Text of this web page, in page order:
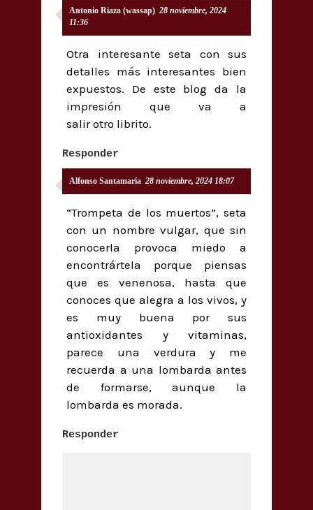
Antonio Riaza (wassap) 28 noviembre, 2024
11:36
Otra interesante seta con sus
detalles más interesantes bien
expuestos. De este blog da la
impresión que va a
salir otro librito.
Responder
Alfonso Santamaría 28 noviembre, 2024 18:07
“Trompeta de los muertos”, seta
con un nombre vulgar, que sin
conocerla provoca miedo a
encontrártela porque piensas
que es venenosa, hasta que
conoces que alegra a los vivos, y
es muy buena por sus
antioxidantes y vitaminas,
parece una verdura y me
recuerda a una lombarda antes
de formarse, aunque la
lombarda es morada.
Responder